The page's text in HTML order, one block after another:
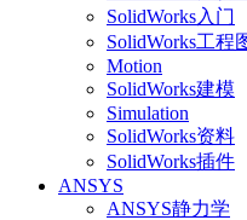
SolidWorks入门
SolidWorks工程
Motion
SolidWorks建模
Simulation
SolidWorks资料
SolidWorks插件
ANSYS
ANSYS静力学